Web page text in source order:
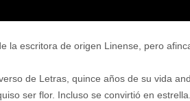
la escritora de origen Linense, pero
de Letras, quince años de su vida
ser flor. Incluso se convirtió en